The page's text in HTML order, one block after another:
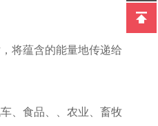
将蕴含的能量地传递给
、食品、、农业、畜牧